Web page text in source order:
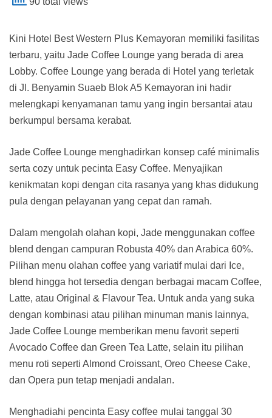
Kini Hotel Best Western Plus Kemayoran memiliki fasilitas
terbaru, yaitu Jade Coffee Lounge yang berada di area
Lobby. Coffee Lounge yang berada di Hotel yang terletak
di Jl. Benyamin Suaeb Blok A5 Kemayoran ini hadir
melengkapi kenyamanan tamu yang ingin bersantai atau
berkumpul bersama kerabat.
Jade Coffee Lounge menghadirkan konsep café minimalis
serta cozy untuk pecinta Easy Coffee. Menyajikan
kenikmatan kopi dengan cita rasanya yang khas didukung
pula dengan pelayanan yang cepat dan ramah.
Dalam mengolah olahan kopi, Jade menggunakan coffee
blend dengan campuran Robusta 40% dan Arabica 60%.
Pilihan menu olahan coffee yang variatif mulai dari Ice,
blend hingga hot tersedia dengan berbagai macam Coffee,
Latte, atau Original & Flavour Tea. Untuk anda yang suka
dengan kombinasi atau pilihan minuman manis lainnya,
Jade Coffee Lounge memberikan menu favorit seperti
Avocado Coffee dan Green Tea Latte, selain itu pilihan
menu roti seperti Almond Croissant, Oreo Cheese Cake,
dan Opera pun tetap menjadi andalan.
Menghadiahi pencinta Easy coffee mulai tanggal 30